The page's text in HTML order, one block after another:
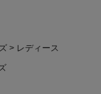
レディース